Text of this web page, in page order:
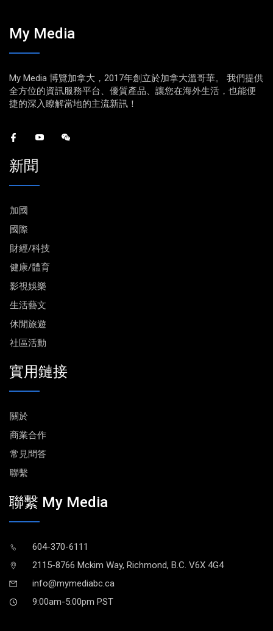
My Media
My Media 博覽加拿大，2017年創立於加拿大溫哥華。 我們提供
全方位的資訊服務平台、優質產品、讓您在海外生活，也能便
捷的深入瞭解當地的主流新訊！
新聞
加國
國際
財經/科技
健康/體育
影視娛樂
生活藝文
休閒旅遊
社區活動
實用鏈接
關於
商業合作
常見問答
聯繫
聯繫 My Media
604-370-6111
2115-8766 Mckim Way, Richmond, B.C. V6X 4G4
info@mymediabc.ca
9:00am-5:00pm PST